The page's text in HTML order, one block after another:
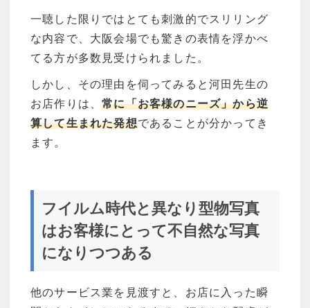
一聴した限りではとても刺激的でスリリング
な内容で、大阪会場でも驚きの表情を浮かべ
てる方が多数見受けられました。
しかし、その理由を伺ってみると河田先生の
お店作りは、常に「お客様のニーズ」から逆
算して生まれた発想であることが分かってき
ます。
フイルム時代と異なり型物写真
はお客様にとって不自然な写真
になりつつある
他のサービス業を見渡すと、お店に入った瞬